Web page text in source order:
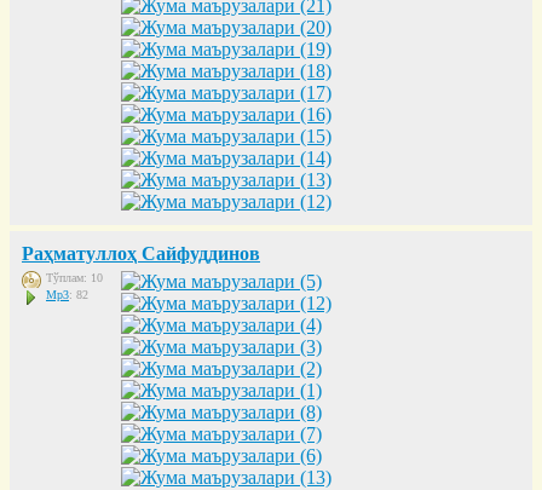
Раҳматуллоҳ Сайфуддинов
Тўплам: 10
Mp3: 82